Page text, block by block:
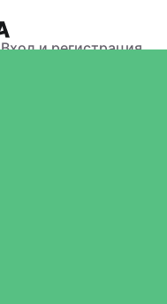
Вход и регистрация